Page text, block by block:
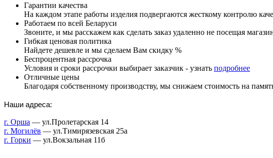
Гарантии качества
На каждом этапе работы изделия подвергаются жесткому контролю
Работаем по всей Беларуси
Звоните, и мы расскажем как сделать заказ удаленно не посещая
Гибкая ценовая политика
Найдете дешевле и мы сделаем Вам скидку %
Беспроцентная рассрочка
Условия и сроки рассрочки выбирает заказчик - узнать подробнее
Отличные цены
Благодаря собственному производству, мы снижаем стоимость на
Наши адреса:
г. Орша — ул.Пролетарская 14
г. Могилёв — ул.Тимирязевская 25а
г. Горки — ул.Вокзальная 11б